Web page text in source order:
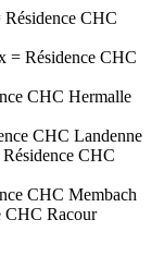
Résidence CHC
= Résidence CHC
CHC Hermalle
CHC Landenne
CHC
CHC Membach
CHC Racour